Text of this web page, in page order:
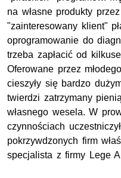
na własne produkty
"zainteresowany klient"
oprogramowanie do
trzeba zapłacić od
Oferowane przez
cieszyły się bardzo
twierdzi zatrzymany
własnego wesela. W
czynnościach
pokrzywdzonych firm
specjalista z firmy Lege